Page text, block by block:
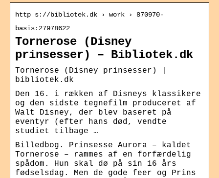
http s://bibliotek.dk › work › 870970-
basis:27978622
Tornerose (Disney
prinsesser) – Bibliotek.dk
Tornerose (Disney prinsesser) |
bibliotek.dk
Den 16. i rækken af Disneys klassikere
og den sidste tegnefilm produceret af
Walt Disney, der blev baseret på
eventyr (efter hans død, vendte
studiet tilbage …
Billedbog. Prinsesse Aurora – kaldet
Tornerose – rammes af en forfærdelig
spådom. Hun skal dø på sin 16 års
fødselsdag. Men de gode feer og Prins